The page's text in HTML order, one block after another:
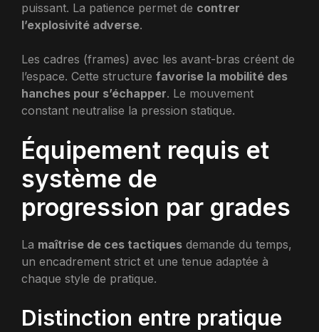
puissant. La patience permet de contrer
l’explosivité adverse.
Les cadres (frames) avec les avant-bras créent de
l’espace. Cette structure favorise la mobilité des
hanches pour s’échapper. Le mouvement
constant neutralise la pression statique.
Équipement requis et
système de
progression par grades
La maîtrise de ces tactiques demande du temps,
un encadrement strict et une tenue adaptée à
chaque style de pratique.
Distinction entre pratique